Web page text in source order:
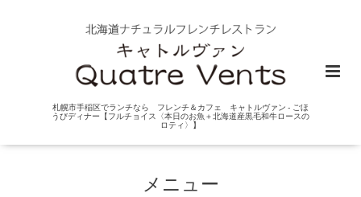
札幌市手稲区でランチなら フレンチ＆カフェ キャトルヴァン - ごほ
うびディナー【フルチョイス〈本日のお魚＋北海道産黒毛和牛ロースの
ロティ〉】
メニュー